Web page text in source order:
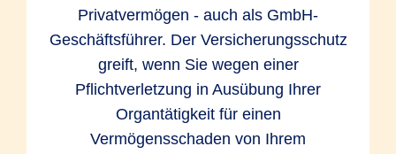
Privatvermögen - auch als GmbH-
Geschäftsführer. Der Versicherungsschutz
greift, wenn Sie wegen einer
Pflichtverletzung in Ausübung Ihrer
Organtätigkeit für einen
Vermögensschaden von Ihrem